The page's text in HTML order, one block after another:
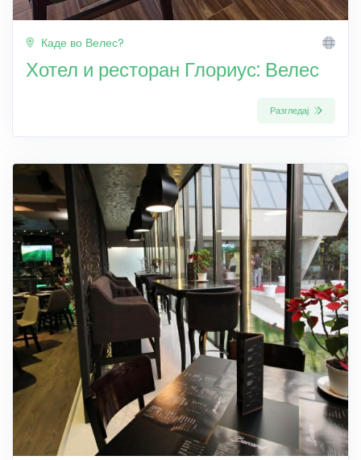
Каде во Велес?
Хотел и ресторан Глориус: Велес
Разгледај